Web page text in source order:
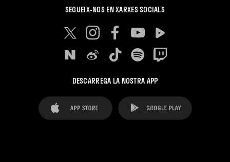
SEGUEIX-NOS EN XARXES SOCIALS
DESCARREGA LA NOSTRA APP